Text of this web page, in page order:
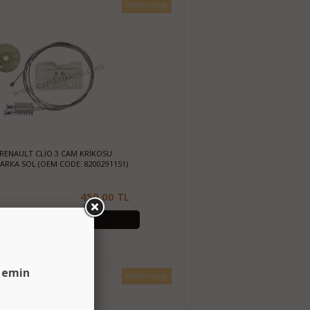
Hemen Kargo
CLİO 3 CAM KRİKOSU
SOL (OEM CODE: 8200291151)
450.00 TL
Hemen Kargo